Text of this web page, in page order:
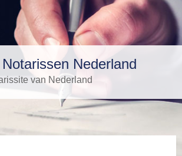
Nederland
van Nederland